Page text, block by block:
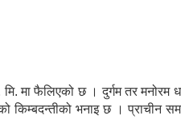
मि. मा फैलिएको छ । दुर्गम तर
भनाइ छ । प्राचीन